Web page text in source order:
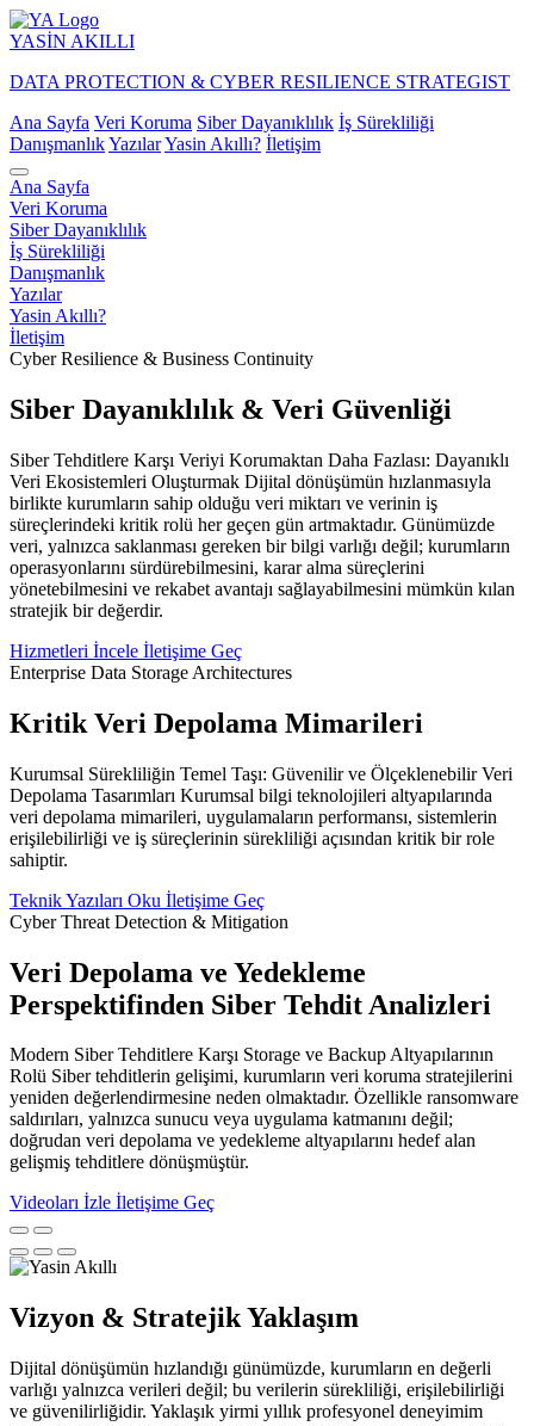
YASİN AKILLI
DATA PROTECTION & CYBER RESILIENCE STRATEGIST
Ana Sayfa Veri Koruma Siber Dayanıklılık İş Sürekliliği
DanışmanlıkYazılarYasin Akıllı? İletişim
Ana Sayfa
Veri Koruma
Siber Dayanıklılık
İş Sürekliliği
Danışmanlık
Yazılar
Yasin Akıllı?
İletişim
Cyber Resilience & Business Continuity
Siber Dayanıklılık & Veri Güvenliği
Siber Tehditlere Karşı Veriyi Korumaktan Daha Fazlası: Dayanıklı
Veri Ekosistemleri Oluşturmak Dijital dönüşümün hızlanmasıyla
birlikte kurumların sahip olduğu veri miktarı ve verinin iş
süreçlerindeki kritik rolü her geçen gün artmaktadır. Günümüzde
veri, yalnızca saklanması gereken bir bilgi varlığı değil; kurumların
operasyonlarını sürdürebilmesini, karar alma süreçlerini
yönetebilmesini ve rekabet avantajı sağlayabilmesini mümkün kılan
stratejik bir değerdir.
Hizmetleri İncele İletişime Geç
Enterprise Data Storage Architectures
Kritik Veri Depolama Mimarileri
Kurumsal Sürekliliğin Temel Taşı: Güvenilir ve Ölçeklenebilir Veri
Depolama Tasarımları Kurumsal bilgi teknolojileri altyapılarında
veri depolama mimarileri, uygulamaların performansı, sistemlerin
erişilebilirliği ve iş süreçlerinin sürekliliği açısından kritik bir role
sahiptir.
Teknik Yazıları Oku İletişime Geç
Cyber Threat Detection & Mitigation
Veri Depolama ve Yedekleme
Perspektifinden Siber Tehdit Analizleri
Modern Siber Tehditlere Karşı Storage ve Backup Altyapılarının
Rolü Siber tehditlerin gelişimi, kurumların veri koruma stratejilerini
yeniden değerlendirmesine neden olmaktadır. Özellikle ransomware
saldırıları, yalnızca sunucu veya uygulama katmanını değil;
doğrudan veri depolama ve yedekleme altyapılarını hedef alan
gelişmiş tehditlere dönüşmüştür.
Videoları İzle İletişime Geç
Vizyon & Stratejik Yaklaşım
Dijital dönüşümün hızlandığı günümüzde, kurumların en değerli
varlığı yalnızca verileri değil; bu verilerin sürekliliği, erişilebilirliği
ve güvenilirliğidir. Yaklaşık yirmi yıllık profesyonel deneyimim